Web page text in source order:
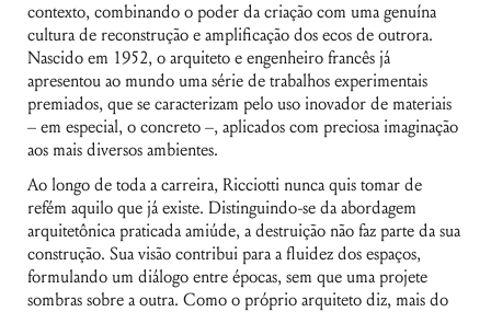
contexto, combinando o poder da criação com uma genuína
cultura de reconstrução e amplificação dos ecos de outrora.
Nascido em 1952, o arquiteto e engenheiro francês já
apresentou ao mundo uma série de trabalhos experimentais
premiados, que se caracterizam pelo uso inovador de materiais
– em especial, o concreto –, aplicados com preciosa imaginação
aos mais diversos ambientes.
Ao longo de toda a carreira, Ricciotti nunca quis tomar de
refém aquilo que já existe. Distinguindo-se da abordagem
arquitetônica praticada amiúde, a destruição não faz parte da sua
construção. Sua visão contribui para a fluidez dos espaços,
formulando um diálogo entre épocas, sem que uma projete
sombras sobre a outra. Como o próprio arquiteto diz, mais do